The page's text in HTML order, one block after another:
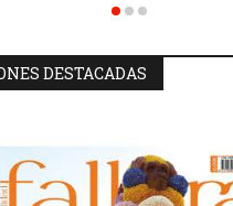
DESTACADAS